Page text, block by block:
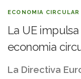
ECONOMIA CIRCULAR
La UE
economia
La Directiva